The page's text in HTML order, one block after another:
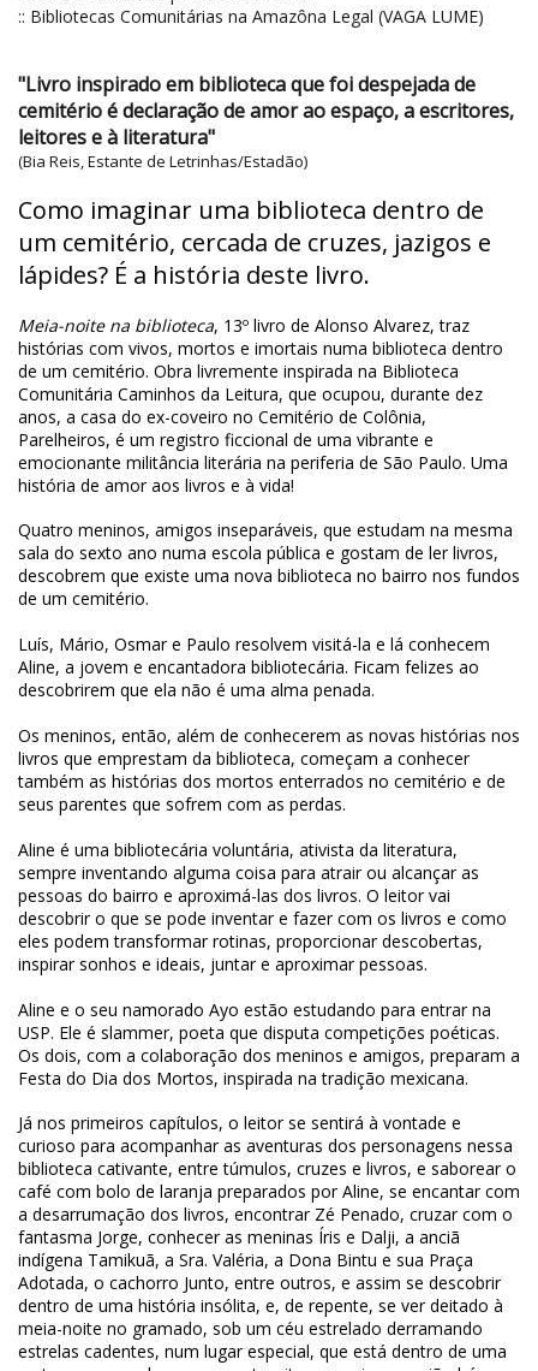
:: Bibliotecas Comunitárias na Amazôna Legal (VAGA LUME)
"Livro inspirado em biblioteca que foi despejada de
cemitério é declaração de amor ao espaço, a escritores,
leitores e à literatura"
(Bia Reis, Estante de Letrinhas/Estadão)
Como imaginar uma biblioteca dentro de
um cemitério, cercada de cruzes, jazigos e
lápides? É a história deste livro.
Meia-noite na biblioteca, 13º livro de Alonso Alvarez, traz
histórias com vivos, mortos e imortais numa biblioteca dentro
de um cemitério. Obra livremente inspirada na Biblioteca
Comunitária Caminhos da Leitura, que ocupou, durante dez
anos, a casa do ex-coveiro no Cemitério de Colônia,
Parelheiros, é um registro ficcional de uma vibrante e
emocionante militância literária na periferia de São Paulo. Uma
história de amor aos livros e à vida!
Quatro meninos, amigos inseparáveis, que estudam na mesma
sala do sexto ano numa escola pública e gostam de ler livros,
descobrem que existe uma nova biblioteca no bairro nos fundos
de um cemitério.
Luís, Mário, Osmar e Paulo resolvem visitá-la e lá conhecem
Aline, a jovem e encantadora bibliotecária. Ficam felizes ao
descobrirem que ela não é uma alma penada.
Os meninos, então, além de conhecerem as novas histórias nos
livros que emprestam da biblioteca, começam a conhecer
também as histórias dos mortos enterrados no cemitério e de
seus parentes que sofrem com as perdas.
Aline é uma bibliotecária voluntária, ativista da literatura,
sempre inventando alguma coisa para atrair ou alcançar as
pessoas do bairro e aproximá-las dos livros. O leitor vai
descobrir o que se pode inventar e fazer com os livros e como
eles podem transformar rotinas, proporcionar descobertas,
inspirar sonhos e ideais, juntar e aproximar pessoas.
Aline e o seu namorado Ayo estão estudando para entrar na
USP. Ele é slammer, poeta que disputa competições poéticas.
Os dois, com a colaboração dos meninos e amigos, preparam a
Festa do Dia dos Mortos, inspirada na tradição mexicana.
Já nos primeiros capítulos, o leitor se sentirá à vontade e
curioso para acompanhar as aventuras dos personagens nessa
biblioteca cativante, entre túmulos, cruzes e livros, e saborear o
café com bolo de laranja preparados por Aline, se encantar com
a desarrumação dos livros, encontrar Zé Penado, cruzar com o
fantasma Jorge, conhecer as meninas Íris e Dalji, a anciã
indígena Tamikuã, a Sra. Valéria, a Dona Bintu e sua Praça
Adotada, o cachorro Junto, entre outros, e assim se descobrir
dentro de uma história insólita, e, de repente, se ver deitado à
meia-noite no gramado, sob um céu estrelado derramando
estrelas cadentes, num lugar especial, que está dentro de uma